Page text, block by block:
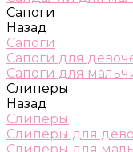
Сапоги
Назад
Сапоги
Сапоги для
Сапоги для
Слиперы
Назад
Слиперы
Слиперы для